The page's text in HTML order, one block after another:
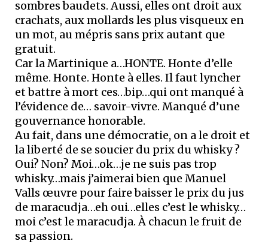
sombres baudets. Aussi, elles ont droit aux
crachats, aux mollards les plus visqueux en
un mot, au mépris sans prix autant que
gratuit.
Car la Martinique a…HONTE. Honte d’elle
même. Honte. Honte à elles. Il faut lyncher
et battre à mort ces…bip…qui ont manqué à
l’évidence de… savoir-vivre. Manqué d’une
gouvernance honorable.
Au fait, dans une démocratie, on a le droit et
la liberté de se soucier du prix du whisky ?
Oui? Non? Moi…ok…je ne suis pas trop
whisky…mais j’aimerai bien que Manuel
Valls œuvre pour faire baisser le prix du jus
de maracudja…eh oui…elles c’est le whisky…
moi c’est le maracudja. À chacun le fruit de
sa passion.